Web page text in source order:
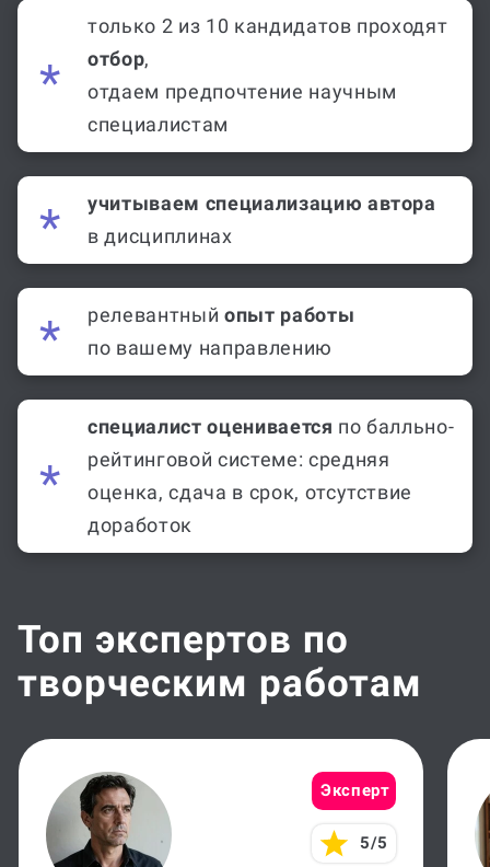
только 2 из 10 кандидатов проходят
отбор,
отдаем предпочтение научным
специалистам
учитываем специализацию автора
в дисциплинах
релевантный опыт работы
по вашему направлению
специалист оценивается по балльно-
рейтинговой системе: средняя
оценка, сдача в срок, отсутствие
доработок
Топ экспертов по
творческим работам
Эксперт
5/5